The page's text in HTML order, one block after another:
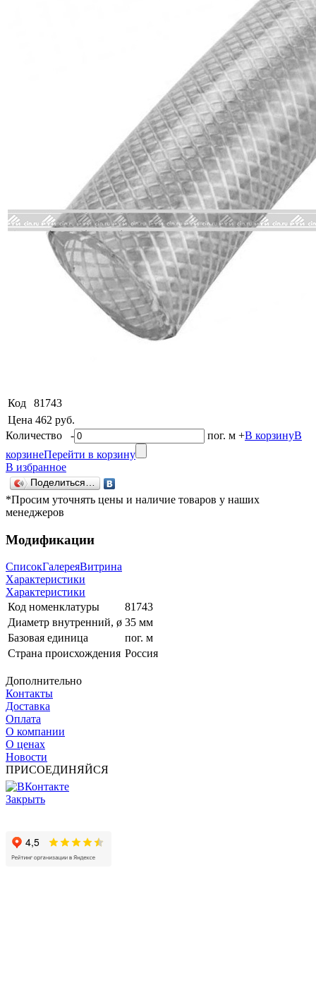
Код
81743
Цена 462 руб.
Количество - пог. м +В корзинуВ
корзинеПерейти в корзину
В избранное
Поделиться…
*Просим уточнять цены и наличие товаров у наших
менеджеров
Модификации
СписокГалереяВитрина
Характеристики
Характеристики
Код номенклатуры
81743
Диаметр внутренний, ø 35 мм
Базовая единица
пог. м
Страна происхождения Россия
Дополнительно
Контакты
Доставка
Оплата
О компании
О ценах
Новости
ПРИСОЕДИНЯЙСЯ
Закрыть